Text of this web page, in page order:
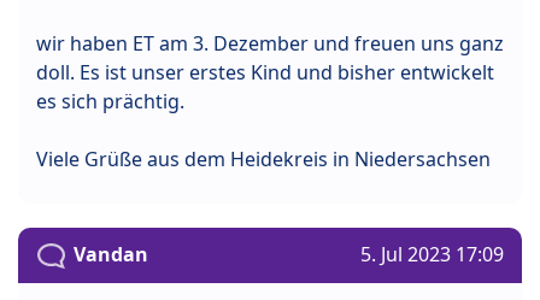
wir haben ET am 3. Dezember und freuen uns ganz
doll. Es ist unser erstes Kind und bisher entwickelt
es sich prächtig.
Viele Grüße aus dem Heidekreis in Niedersachsen
Vandan 5. Jul 2023 17:09